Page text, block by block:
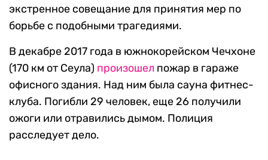
экстренное совещание для принятия мер по
борьбе с подобными трагедиями.
В декабре 2017 года в южнокорейском Чечхоне
(170 км от Сеула) произошел пожар в гараже
офисного здания. Над ним была сауна фитнес-
клуба. Погибли 29 человек, еще 26 получили
ожоги или отравились дымом. Полиция
расследует дело.